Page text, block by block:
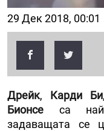
29 Дек 2018, 00:01
Дрейк, Карди Би,
Бионсе са най-
задаващата се